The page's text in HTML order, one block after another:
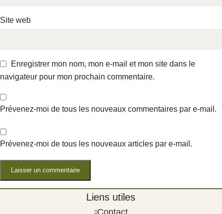
Site web
Enregistrer mon nom, mon e-mail et mon site dans le
navigateur pour mon prochain commentaire.
Prévenez-moi de tous les nouveaux commentaires par e-mail.
Prévenez-moi de tous les nouveaux articles par e-mail.
Liens utiles